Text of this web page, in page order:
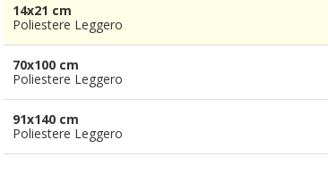
14x21 cm
Poliestere Leggero
70x100 cm
Poliestere Leggero
91x140 cm
Poliestere Leggero